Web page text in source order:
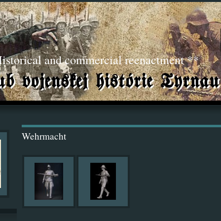
and commercial reenactment **
Wehrmacht